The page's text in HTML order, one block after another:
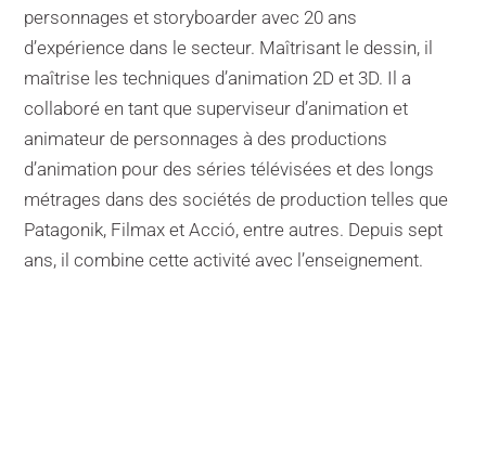
personnages et storyboarder avec 20 ans
d’expérience dans le secteur. Maîtrisant le dessin, il
maîtrise les techniques d’animation 2D et 3D. Il a
collaboré en tant que superviseur d’animation et
animateur de personnages à des productions
d’animation pour des séries télévisées et des longs
métrages dans des sociétés de production telles que
Patagonik, Filmax et Acció, entre autres. Depuis sept
ans, il combine cette activité avec l’enseignement.